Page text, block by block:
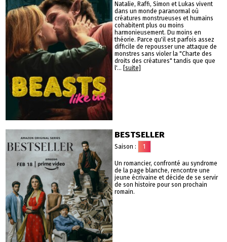
Natalie, Raffi, Simon et Lukas vivent
dans un monde paranormal où
créatures monstrueuses et humains
cohabitent plus ou moins
harmonieusement. Du moins en
théorie. Parce qu'il est parfois assez
difficile de repousser une attaque de
monstres sans violer la "Charte des
droits des créatures" tandis que que
l'... [suite]
BESTSELLER
Saison : 1
Un romancier, confronté au syndrome
de la page blanche, rencontre une
jeune écrivaine et décide de se servir
de son histoire pour son prochain
romain.